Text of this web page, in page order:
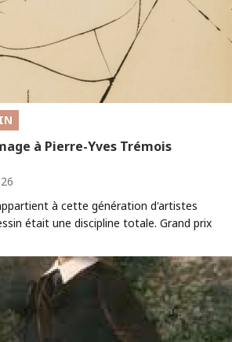
à Pierre-Yves Trémois
à cette génération d'artistes
était une discipline totale. Grand prix